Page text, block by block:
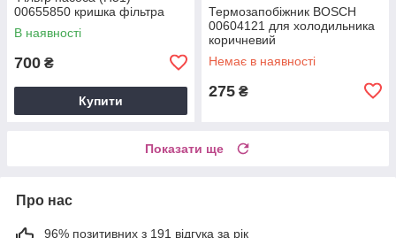
00655850 кришка фільтра
(А41)
В наявності
700 ₴
Купити
Термозапобіжник BOSCH
00604121 для холодильника
коричневий
Немає в наявності
275 ₴
Показати ще
Про нас
96% позитивних з 191 відгука за рік